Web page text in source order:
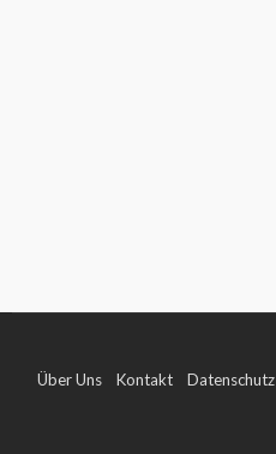
Über Uns Kontakt Datenschutz